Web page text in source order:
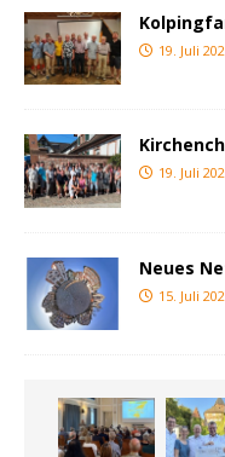
19. Juli
19. Juli
Neues
15. Juli